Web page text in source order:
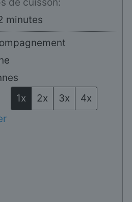
minutes
minutes
1x 2x 3x
4x